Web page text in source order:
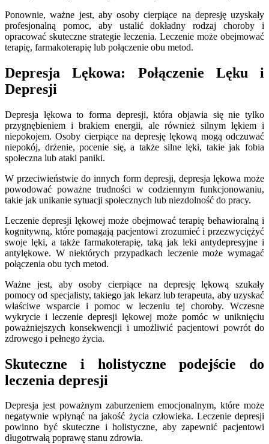
Ponownie, ważne jest, aby osoby cierpiące na depresję uzyskały
profesjonalną pomoc, aby ustalić dokładny rodzaj choroby i
opracować skuteczne strategie leczenia. Leczenie może obejmować
terapię, farmakoterapię lub połączenie obu metod.
Depresja Lękowa: Połączenie Lęku i
Depresji
Depresja lękowa to forma depresji, która objawia się nie tylko
przygnębieniem i brakiem energii, ale również silnym lękiem i
niepokojem. Osoby cierpiące na depresję lękową mogą odczuwać
niepokój, drżenie, pocenie się, a także silne lęki, takie jak fobia
społeczna lub ataki paniki.
W przeciwieństwie do innych form depresji, depresja lękowa może
powodować poważne trudności w codziennym funkcjonowaniu,
takie jak unikanie sytuacji społecznych lub niezdolność do pracy.
Leczenie depresji lękowej może obejmować terapię behawioralną i
kognitywną, które pomagają pacjentowi zrozumieć i przezwyciężyć
swoje lęki, a także farmakoterapię, taką jak leki antydepresyjne i
antylękowe. W niektórych przypadkach leczenie może wymagać
połączenia obu tych metod.
Ważne jest, aby osoby cierpiące na depresję lękową szukały
pomocy od specjalisty, takiego jak lekarz lub terapeuta, aby uzyskać
właściwe wsparcie i pomoc w leczeniu tej choroby. Wczesne
wykrycie i leczenie depresji lękowej może pomóc w uniknięciu
poważniejszych konsekwencji i umożliwić pacjentowi powrót do
zdrowego i pełnego życia.
Skuteczne i holistyczne podejście do
leczenia depresji
Depresja jest poważnym zaburzeniem emocjonalnym, które może
negatywnie wpłynąć na jakość życia człowieka. Leczenie depresji
powinno być skuteczne i holistyczne, aby zapewnić pacjentowi
długotrwałą poprawę stanu zdrowia.